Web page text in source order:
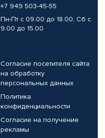
+7 949 503-45-55
Пн-Пт с 09.00 до 18.00, Сб с
9.00 до 15.00
Согласие посетителя сайта
на обработку
персональных данных
Политика
конфиденциальности
Согласие на получение
рекламы